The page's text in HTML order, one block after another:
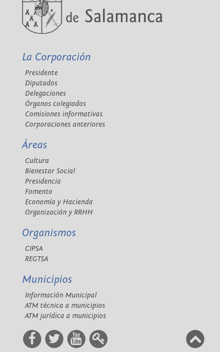
La Corporación
Presidente
Diputados
Delegaciones
Órganos colegiados
Comisiones informativas
Corporaciones anteriores
Áreas
Cultura
Bienestar Social
Presidencia
Fomento
Economía y Hacienda
Organización y RRHH
Organismos
CIPSA
REGTSA
Municipios
Información Municipal
ATM técnica a municipios
ATM jurídica a municipios